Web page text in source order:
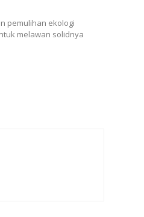
pemulihan ekologi
melawan solidnya